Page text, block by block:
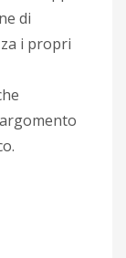
di
i propri